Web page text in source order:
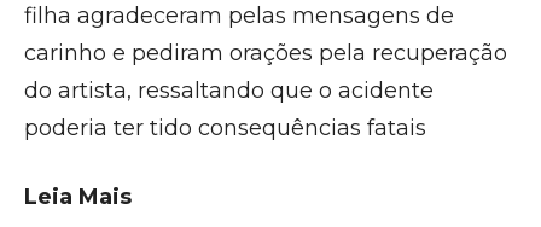
filha agradeceram pelas mensagens de
carinho e pediram orações pela recuperação
do artista, ressaltando que o acidente
poderia ter tido consequências fatais
Leia Mais